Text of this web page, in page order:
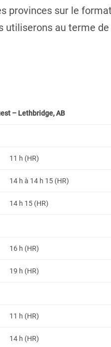
provinces sur le
utiliserons au terme
– Lethbridge, AB
11 h (HR)
14 h à 14 h 15 (HR)
14 h 15 (HR)
16 h (HR)
19 h (HR)
11 h (HR)
14 h (HR)